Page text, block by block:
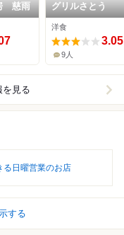
慈雨 グリルさとう
洋食
3.05
9人
を見る
る日曜営業のお店
する